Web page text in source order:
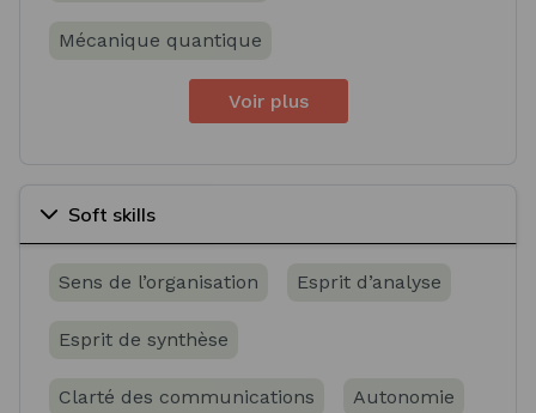
Mécanique quantique
Voir plus
Soft skills
Sens de l’organisation Esprit d’analyse
Esprit de synthèse
Clarté des communications Autonomie